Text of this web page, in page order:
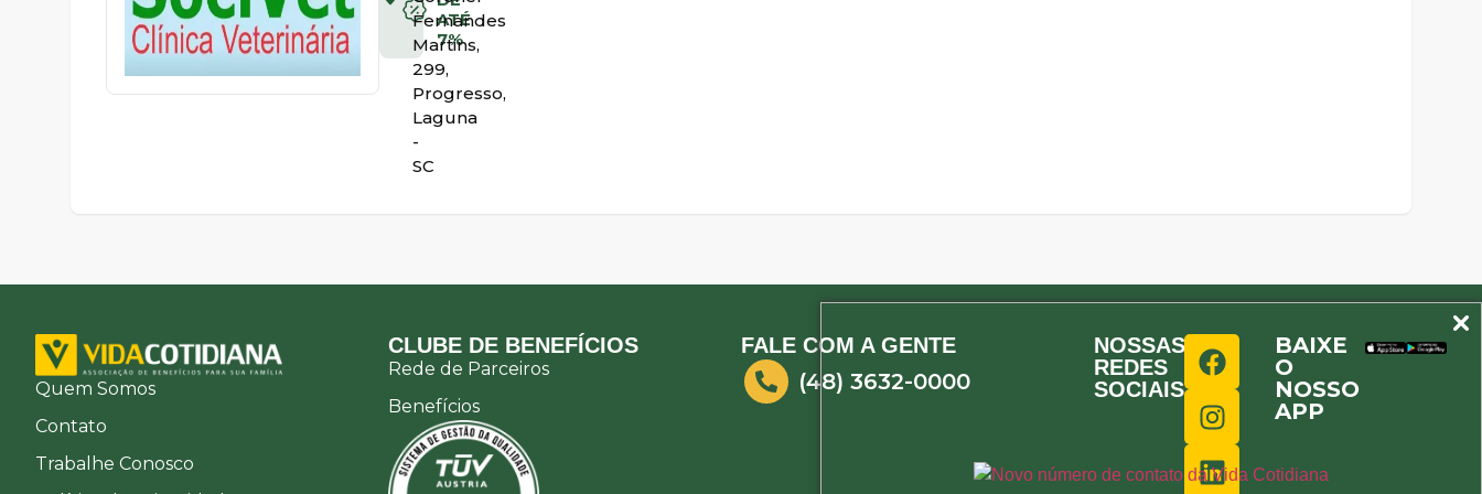
ATÉ
7%
Fernandes
Martins,
299,
Progresso,
Laguna
-
SC
Quem Somos
Contato
Trabalhe Conosco
CLUBE DE BENEFÍCIOS
Rede de Parceiros
Benefícios
FALE COM A GENTE
(48) 3632-0000
NOSSAS
REDES
SOCIAIS
BAIXE
O
NOSSO
APP